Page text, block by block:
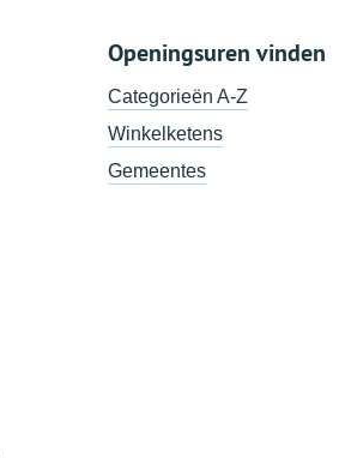
Openingsuren vinden
Categorieën A-Z
Winkelketens
Gemeentes